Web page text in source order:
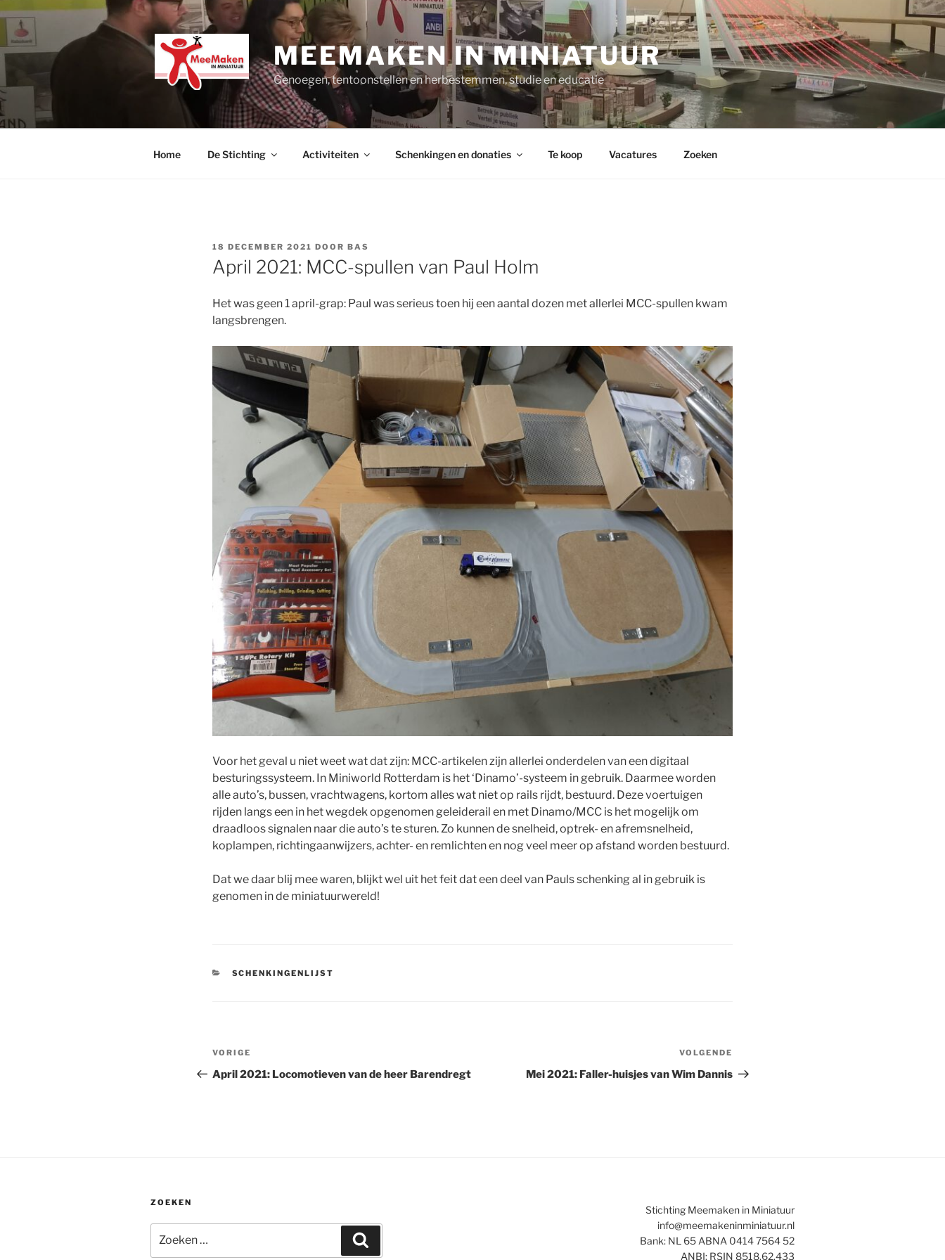
Ga
naar
de
inhoud
MEEMAKEN IN MINIATUUR
Genoegen, tentoonstellen en herbestemmen, studie en educatie
Home De Stichting Activiteiten Schenkingen en donaties Te koop Vacatures Zoeken
GEPLAATST
OP
18 DECEMBER 2021 DOOR BAS
April 2021: MCC-spullen van Paul Holm
Het was geen 1 april-grap: Paul was serieus toen hij een aantal dozen met allerlei MCC-spullen kwam
langsbrengen.
Voor het geval u niet weet wat dat zijn: MCC-artikelen zijn allerlei onderdelen van een digitaal
besturingssysteem. In Miniworld Rotterdam is het ‘Dinamo’-systeem in gebruik. Daarmee worden
alle auto’s, bussen, vrachtwagens, kortom alles wat niet op rails rijdt, bestuurd. Deze voertuigen
rijden langs een in het wegdek opgenomen geleiderail en met Dinamo/MCC is het mogelijk om
draadloos signalen naar die auto’s te sturen. Zo kunnen de snelheid, optrek- en afremsnelheid,
koplampen, richtingaanwijzers, achter- en remlichten en nog veel meer op afstand worden bestuurd.
Dat we daar blij mee waren, blijkt wel uit het feit dat een deel van Pauls schenking al in gebruik is
genomen in de miniatuurwereld!
CATEGORIEËN
SCHENKINGENLIJST
Bericht
navigatie
Vorig
bericht
VORIGE
April 2021: Locomotieven van de heer Barendregt
bericht
VOLGENDE
Mei 2021: Faller-huisjes van Wim Dannis
ZOEKEN
naar:
Stichting Meemaken in Miniatuur
info@meemakeninminiatuur.nl
Bank: NL 65 ABNA 0414 7564 52
ANBI: RSIN 8518.62.433